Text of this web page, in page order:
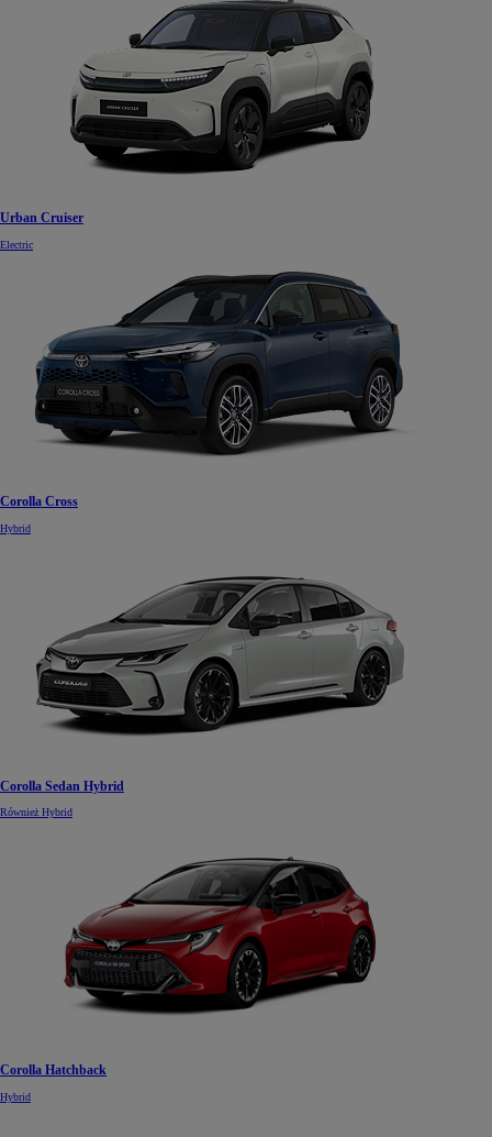
Urban Cruiser
Electric
Corolla Cross
Hybrid
Corolla Sedan Hybrid
Również Hybrid
Corolla Hatchback
Hybrid